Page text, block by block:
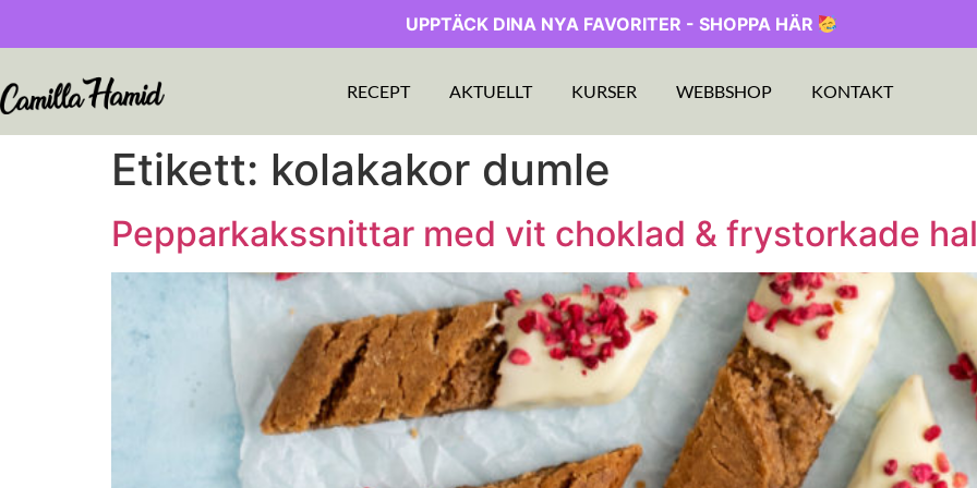
UPPTÄCK DINA NYA FAVORITER - SHOPPA HÄR
RECEPT AKTUELLT KURSER WEBBSHOP KONTAKT
Etikett: kolakakor dumle
Pepparkakssnittar med vit choklad & frystorkade